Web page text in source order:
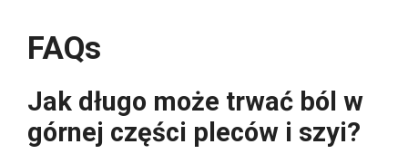
FAQs
Jak długo może trwać ból w
górnej części pleców i szyi?